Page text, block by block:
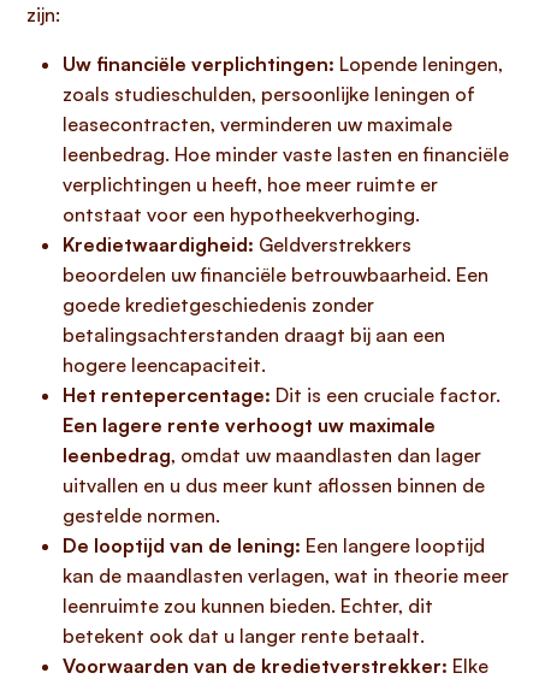
zijn:
Uw financiële verplichtingen: Lopende leningen,
zoals studieschulden, persoonlijke leningen of
leasecontracten, verminderen uw maximale
leenbedrag. Hoe minder vaste lasten en financiële
verplichtingen u heeft, hoe meer ruimte er
ontstaat voor een hypotheekverhoging.
Kredietwaardigheid: Geldverstrekkers
beoordelen uw financiële betrouwbaarheid. Een
goede kredietgeschiedenis zonder
betalingsachterstanden draagt bij aan een
hogere leencapaciteit.
Het rentepercentage: Dit is een cruciale factor.
Een lagere rente verhoogt uw maximale
leenbedrag, omdat uw maandlasten dan lager
uitvallen en u dus meer kunt aflossen binnen de
gestelde normen.
De looptijd van de lening: Een langere looptijd
kan de maandlasten verlagen, wat in theorie meer
leenruimte zou kunnen bieden. Echter, dit
betekent ook dat u langer rente betaalt.
Voorwaarden van de kredietverstrekker: Elke